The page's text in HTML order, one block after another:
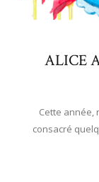
ALICE
Cette année,
consacré